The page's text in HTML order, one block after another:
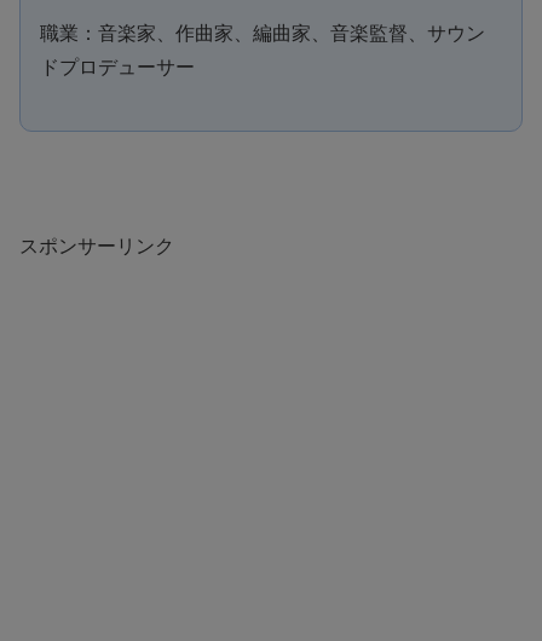
職業：音楽家、作曲家、編曲家、音楽監督、サウン
ドプロデューサー
スポンサーリンク